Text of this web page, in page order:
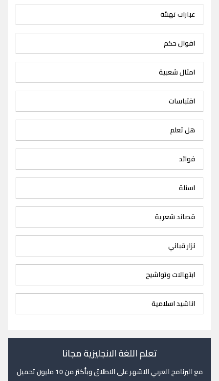
عبارات تهنئة
اقوال حكم
امثال شعبية
اقتباسات
هل تعلم
فوائد
اسئلة
قصائد شعرية
نزار قباني
ابتهالات وتواشيح
اناشيد اسلامية
تعلم اللغة الانجليزية مجانا
مع البرنامج العربي الاشهر على الاطلاق وبأكثر من 10 مليون تحميل